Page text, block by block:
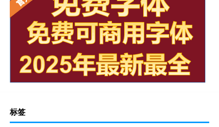
标签